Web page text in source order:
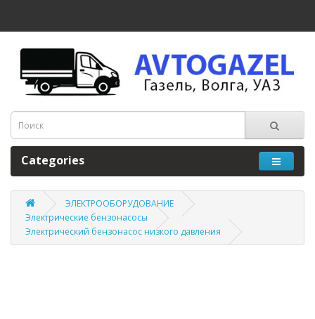
Categories
ЭЛЕКТРООБОРУДОВАНИЕ
Электрические бензонасосы
Электрический бензонасос низкого давления